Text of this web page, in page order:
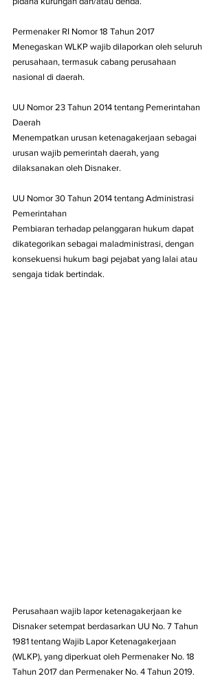
Permenaker RI Nomor 18 Tahun 2017
Menegaskan WLKP wajib dilaporkan oleh seluruh
perusahaan, termasuk cabang perusahaan
nasional di daerah.
UU Nomor 23 Tahun 2014 tentang Pemerintahan
Daerah
Menempatkan urusan ketenagakerjaan sebagai
urusan wajib pemerintah daerah, yang
dilaksanakan oleh Disnaker.
UU Nomor 30 Tahun 2014 tentang Administrasi
Pemerintahan
Pembiaran terhadap pelanggaran hukum dapat
dikategorikan sebagai maladministrasi, dengan
konsekuensi hukum bagi pejabat yang lalai atau
sengaja tidak bertindak.
Perusahaan wajib lapor ketenagakerjaan ke
Disnaker setempat berdasarkan UU No. 7 Tahun
1981 tentang Wajib Lapor Ketenagakerjaan
(WLKP), yang diperkuat oleh Permenaker No. 18
Tahun 2017 dan Permenaker No. 4 Tahun 2019.